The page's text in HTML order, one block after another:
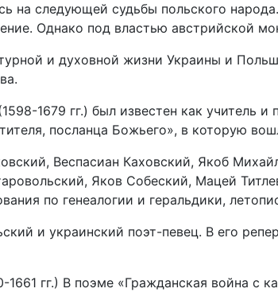
на следующей судьбы польского
Однако под властью австрийской
и духовной жизни Украины и
1679 гг.) был известен как учитель
посланца Божьего», в которую
Веспасиан Каховский, Якоб
Яков Собеский, Мацей
по генеалогии и геральдики,
и украинский поэт-певец. В его
гг.) В поэме «Гражданская война с